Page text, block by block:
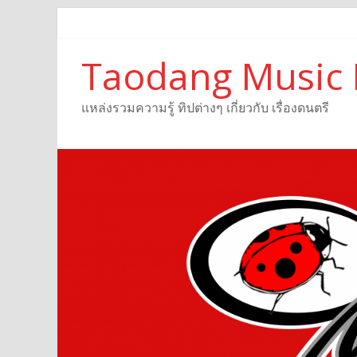
Taodang Music
แหล่งรวมความรู้ ทิปต่างๆ เกี่ยวกับ เรื่องดนตรี